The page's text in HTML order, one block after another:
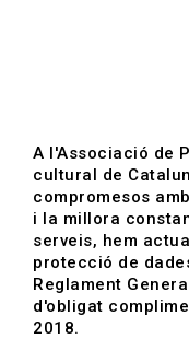
Gestió
Data de
HOME
RECURSOS I
A l'Associació de
cultural de
compromesos
i la millora
serveis, hem
protecció de
Reglament
d'obligat
2018.